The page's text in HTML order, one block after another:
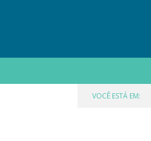
VOCÊ ESTÁ EM: